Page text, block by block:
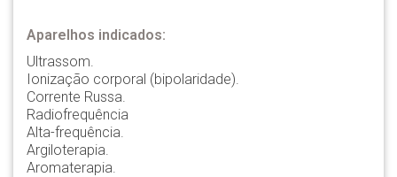
Aparelhos indicados:
Ultrassom.
Ionização corporal (bipolaridade).
Corrente Russa.
Radiofrequência
Alta-frequência.
Argiloterapia.
Aromaterapia.